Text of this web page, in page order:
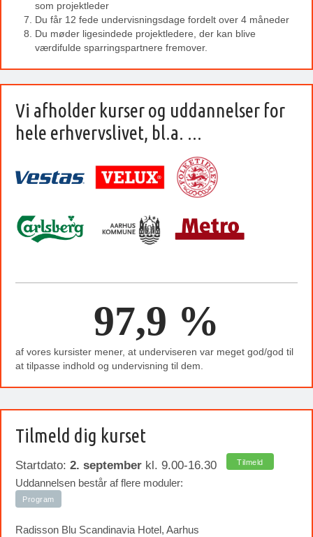
som projektleder
Du får 12 fede undervisningsdage fordelt over 4 måneder
Du møder ligesindede projektledere, der kan blive
værdifulde sparringspartnere fremover.
Vi afholder kurser og uddannelser for
hele erhvervslivet, bl.a. ...
97,9 %
af vores kursister mener, at underviseren var meget god/god til
at tilpasse indhold og undervisning til dem.
Tilmeld dig kurset
Startdato: 2. september kl. 9.00-16.30 Tilmeld
Uddannelsen består af flere moduler:
Program
Radisson Blu Scandinavia Hotel, Aarhus